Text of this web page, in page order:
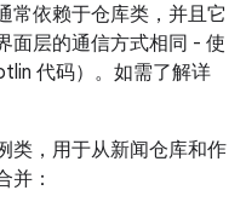
常依赖于仓库类，并且它
面层的通信方式相同 - 使
代码）。如需了解详
类，用于从新闻仓库和作
并：